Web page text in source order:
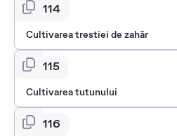
0114
Cultivarea trestiei de zahăr
0115
Cultivarea tutunului
0116